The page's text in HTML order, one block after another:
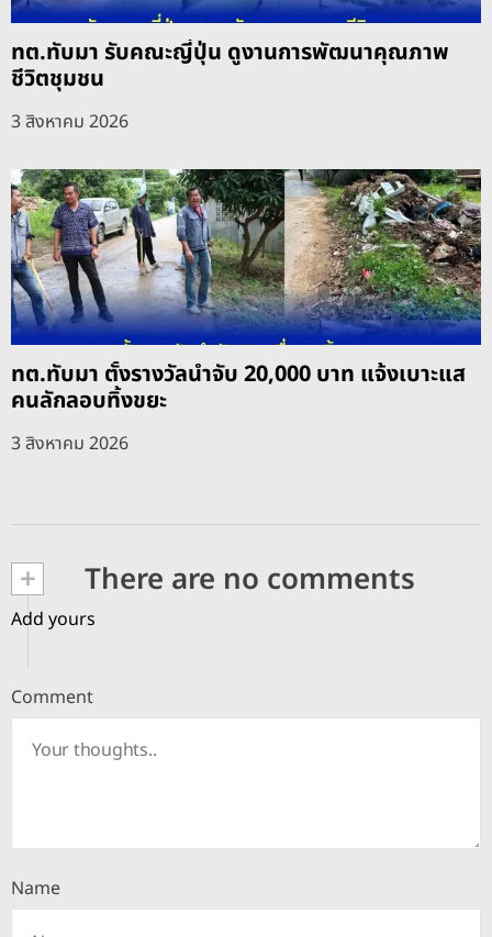
ทต.ทับมา รับคณะญี่ปุ่น ดูงานการพัฒนาคุณภาพ
ชีวิตชุมชน
3 สิงหาคม 2026
ทต.ทับมา ตั้งรางวัลนำจับ 20,000 บาท แจ้งเบาะแส
คนลักลอบทิ้งขยะ
3 สิงหาคม 2026
+ There are no comments
Add yours
Comment
Name